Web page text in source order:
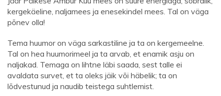
kergekäeline, naljamees ja enesekindel mees. Tal on väga
põnev olla!
Tema huumor on väga sarkastiline ja ta on kergemeelne.
Tal on hea huumorimeel ja ta arvab, et enamik asju on
naljakad. Temaga on lihtne läbi saada, sest talle ei
avaldata survet, et ta oleks jäik või häbelik; ta on
lõdvestunud ja naudib teistega suhtlemist.